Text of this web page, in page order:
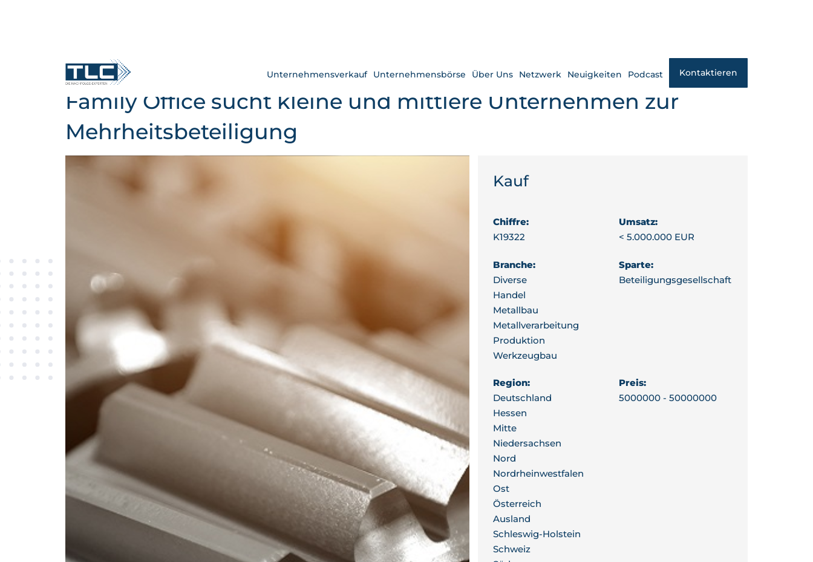
Unternehmensverkauf Unternehmensbörse Über Uns Netzwerk Neuigkeiten Podcast Kontaktieren
Family Office sucht kleine und mittlere Unternehmen zur
Mehrheitsbeteiligung
Kauf
Chiffre:
K19322
Umsatz:
< 5.000.000 EUR
Branche:
Diverse
Handel
Metallbau
Metallverarbeitung
Produktion
Werkzeugbau
Sparte:
Beteiligungsgesellschaft
Region:
Deutschland
Hessen
Mitte
Niedersachsen
Nord
Nordrheinwestfalen
Ost
Österreich
Ausland
Schleswig-Holstein
Schweiz
Preis:
5000000 - 50000000